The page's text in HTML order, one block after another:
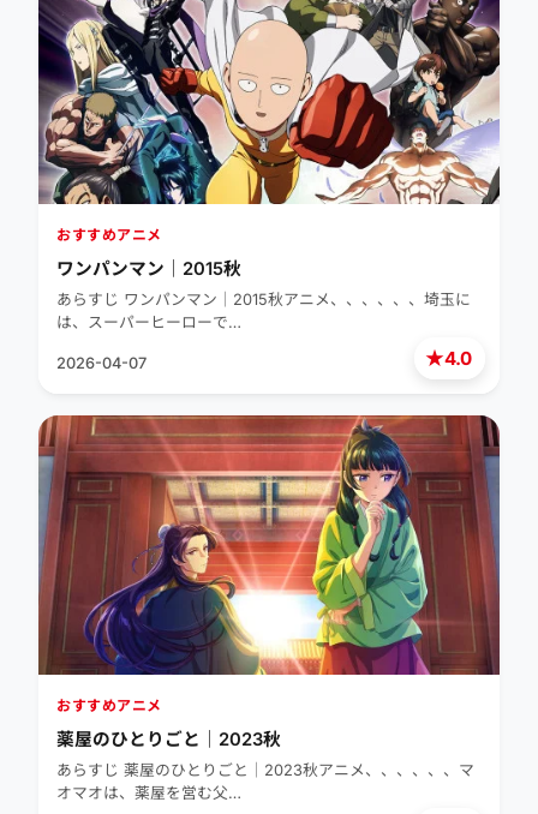
★4.0
おすすめアニメ
ワンパンマン｜2015秋
あらすじ ワンパンマン｜2015秋アニメ、、、、、、埼玉に
は、スーパーヒーローで…
2026-04-07
おすすめアニメ
薬屋のひとりごと｜2023秋
あらすじ 薬屋のひとりごと｜2023秋アニメ、、、、、、マ
オマオは、薬屋を営む父…